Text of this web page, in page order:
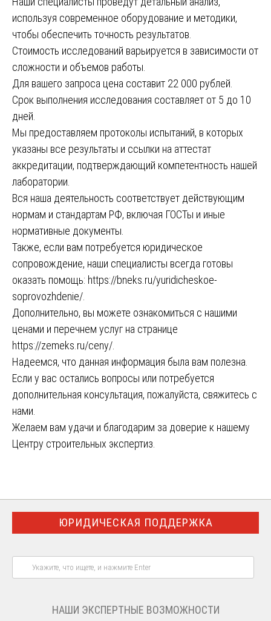
используя современное оборудование и методики,
чтобы обеспечить точность результатов.
Стоимость исследований варьируется в зависимости от
сложности и объемов работы.
Для вашего запроса цена составит 22 000 рублей.
Срок выполнения исследования составляет от 5 до 10
дней.
Мы предоставляем протоколы испытаний, в которых
указаны все результаты и ссылки на аттестат
аккредитации, подтверждающий компетентность нашей
лаборатории.
Вся наша деятельность соответствует действующим
нормам и стандартам РФ, включая ГОСТы и иные
нормативные документы.
Также, если вам потребуется юридическое
сопровождение, наши специалисты всегда готовы
оказать помощь: https://bneks.ru/yuridicheskoe-
soprovozhdenie/
Дополнительно, вы можете ознакомиться с нашими
ценами и перечнем услуг на странице
https://zemeks.ru/ceny/
Надеемся, что данная информация была вам полезна.
Если у вас остались вопросы или потребуется
дополнительная консультация, пожалуйста, свяжитесь с
нами.
Желаем вам удачи и благодарим за доверие к нашему
Центру строительных экспертиз.
ЮРИДИЧЕСКАЯ ПОДДЕРЖКА
НАШИ ЭКСПЕРТНЫЕ ВОЗМОЖНОСТИ